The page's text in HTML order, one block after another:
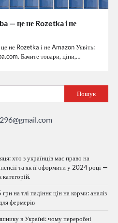
— це не Rozetka і не
не Rozetka і не Amazon Уявіть:
Бачите товари, ціни,…
Пошук
хто з українців має право на
та як її оформити у 2024 році —
на тлі падіння цін на корми: аналіз
фермерів
в Україні: чому переробні